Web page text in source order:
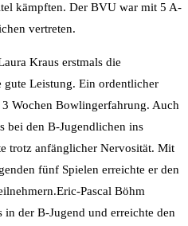
kämpften. Der BVU war mit 5 A-
vertreten.
Kraus erstmals die
gute Leistung. Ein ordentlicher
Wochen Bowlingerfahrung. Auch
bei den B-Jugendlichen ins
trotz anfänglicher Nervosität. Mit
fünf Spielen erreichte er den
Eric-Pascal Böhm
der B-Jugend und erreichte den